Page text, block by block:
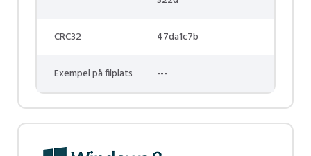
CRC32 47da1c7b
Exempel på filplats ---